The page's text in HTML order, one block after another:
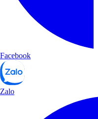
Facebook
Zalo